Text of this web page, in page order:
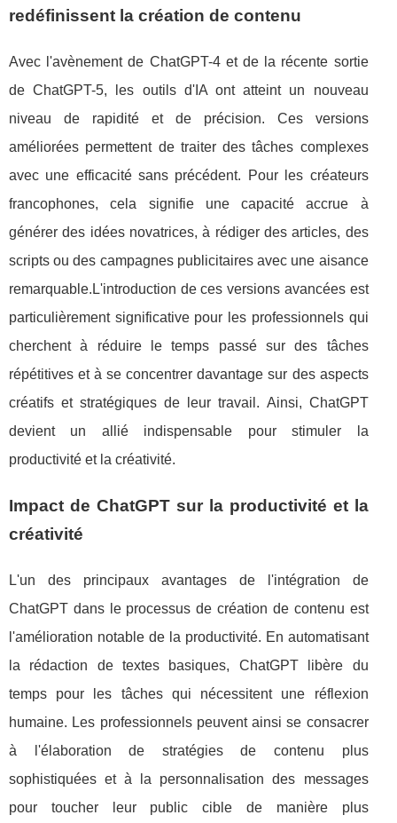
redéfinissent la création de contenu
Avec l'avènement de ChatGPT-4 et de la récente sortie
de ChatGPT-5, les outils d'IA ont atteint un nouveau
niveau de rapidité et de précision. Ces versions
améliorées permettent de traiter des tâches complexes
avec une efficacité sans précédent. Pour les créateurs
francophones, cela signifie une capacité accrue à
générer des idées novatrices, à rédiger des articles, des
scripts ou des campagnes publicitaires avec une aisance
remarquable.L'introduction de ces versions avancées est
particulièrement significative pour les professionnels qui
cherchent à réduire le temps passé sur des tâches
répétitives et à se concentrer davantage sur des aspects
créatifs et stratégiques de leur travail. Ainsi, ChatGPT
devient un allié indispensable pour stimuler la
productivité et la créativité.
Impact de ChatGPT sur la productivité et la
créativité
L'un des principaux avantages de l'intégration de
ChatGPT dans le processus de création de contenu est
l'amélioration notable de la productivité. En automatisant
la rédaction de textes basiques, ChatGPT libère du
temps pour les tâches qui nécessitent une réflexion
humaine. Les professionnels peuvent ainsi se consacrer
à l'élaboration de stratégies de contenu plus
sophistiquées et à la personnalisation des messages
pour toucher leur public cible de manière plus